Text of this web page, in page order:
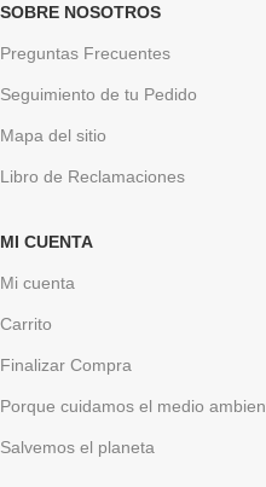
SOBRE NOSOTROS
Preguntas Frecuentes
Seguimiento de tu Pedido
Mapa del sitio
Libro de Reclamaciones
MI CUENTA
Mi cuenta
Carrito
Finalizar Compra
Porque cuidamos el medio
Salvemos el planeta